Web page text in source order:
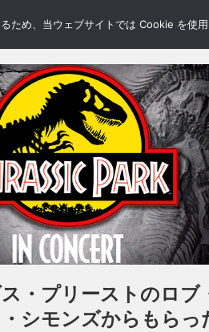
NEWS REVIEWS GALLERY BLOGS
・プリーストのロ
シモンズからもらっ
ため、当ウェブサイトでは Cookie を使